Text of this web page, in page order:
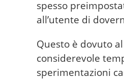
spesso
all’utente di
Questo è dovuto
considerevole
sperimentazioni